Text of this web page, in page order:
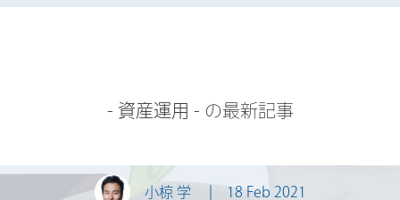
- 資産運用 - の最新記事
小椋 学 18 Feb 2021